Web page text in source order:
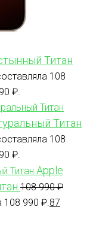
Титан
108
₽.
Титан
108
₽.
Apple
108 990₽
108 990 ₽. 87